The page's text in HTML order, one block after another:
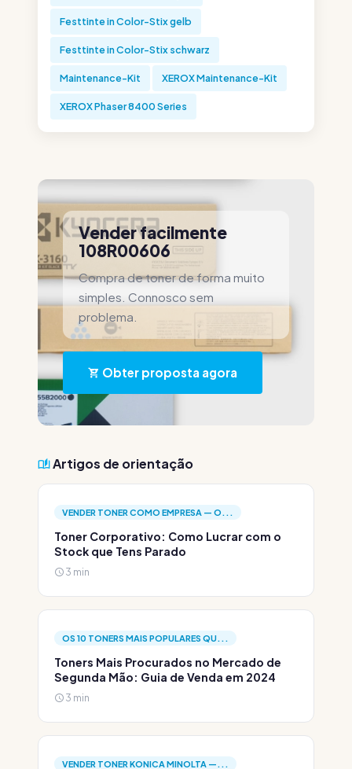
Festtinte in Color-Stix gelb
Festtinte in Color-Stix schwarz
Maintenance-Kit XEROX Maintenance-Kit
XEROX Phaser 8400 Series
Vender facilmente
108R00606
Compra de toner de forma muito
simples. Connosco sem
problema.
Obter proposta agora
Artigos de orientação
VENDER TONER COMO EMPRESA — O...
Toner Corporativo: Como Lucrar com o
Stock que Tens Parado
3 min
OS 10 TONERS MAIS POPULARES QU...
Toners Mais Procurados no Mercado de
Segunda Mão: Guia de Venda em 2024
3 min
VENDER TONER KONICA MINOLTA —...